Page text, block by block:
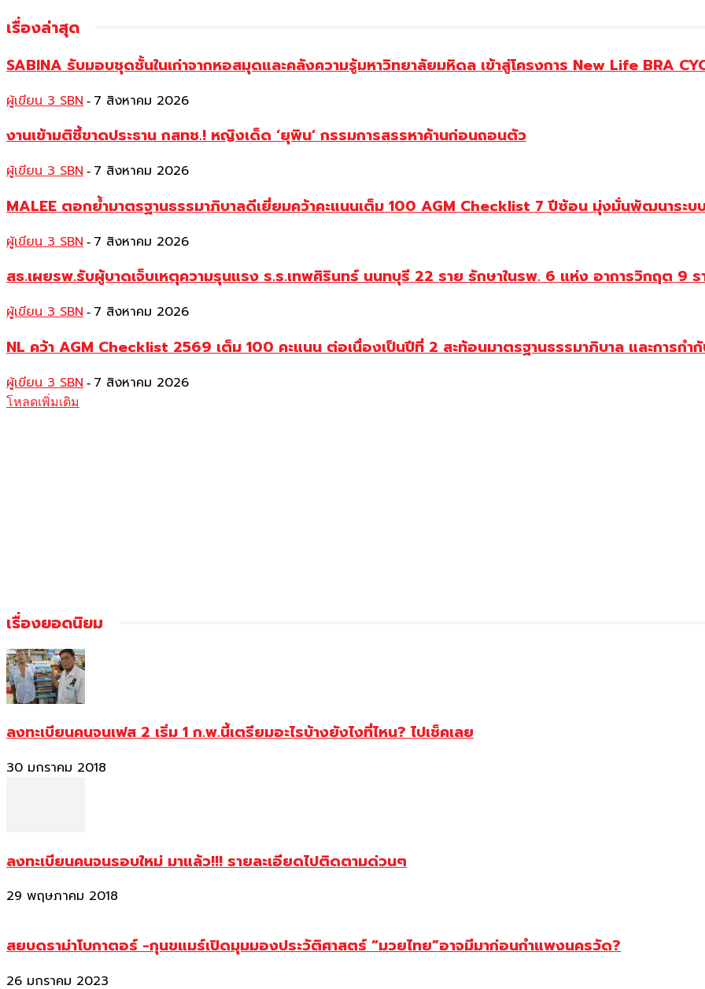
เรื่องล่าสุด
SABINA รับมอบชุดชั้นในเก่าจากหอสมุดและคลังความรู้มหาวิทยาลัยมหิดล เข้าสู่โครงการ New Life BRA
ผู้เขียน 3 SBN - 7 สิงหาคม 2026
งานเข้ามติชี้ขาดประธาน กสทช.! หญิงเด็ด ‘ยุพิน’ กรรมการสรรหาค้านก่อนถอนตัว
ผู้เขียน 3 SBN - 7 สิงหาคม 2026
MALEE ตอกย้ำมาตรฐานธรรมาภิบาลดีเยี่ยมคว้าคะแนนเต็ม 100 AGM Checklist 7 ปีซ้อน มุ่งมั่นพัฒนาระบ
ผู้เขียน 3 SBN - 7 สิงหาคม 2026
สธ.เผยรพ.รับผู้บาดเจ็บเหตุความรุนแรง ร.ร.เทพศิรินทร์ นนทบุรี 22 ราย รักษาในรพ. 6 แห่ง อาการวิกฤต 9 ร
ผู้เขียน 3 SBN - 7 สิงหาคม 2026
NL คว้า AGM Checklist 2569 เต็ม 100 คะแนน ต่อเนื่องเป็นปีที่ 2 สะท้อนมาตรฐานธรรมาภิบาล และการกำ
ผู้เขียน 3 SBN - 7 สิงหาคม 2026
โหลดเพิ่มเติม
เรื่องยอดนิยม
ลงทะเบียนคนจนเฟส 2 เริ่ม 1 ก.พ.นี้เตรียมอะไรบ้างยังไงที่ไหน? ไปเช็คเลย
30 มกราคม 2018
ลงทะเบียนคนจนรอบใหม่ มาแล้ว!!! รายละเอียดไปติดตามด่วนๆ
29 พฤษภาคม 2018
สยบดราม่าโบกาตอร์ -กุนขแมร์เปิดมุมมองประวัติศาสตร์ “มวยไทย”อาจมีมาก่อนกำแพงนครวัด?
26 มกราคม 2023